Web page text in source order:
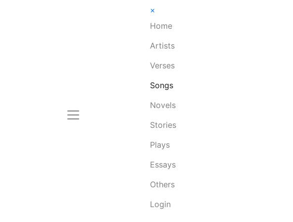
×
Home
Artists
Verses
Songs
Novels
Stories
Plays
Essays
Others
Login